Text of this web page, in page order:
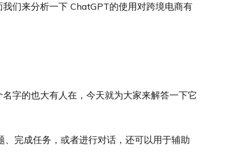
们来分析一下 ChatGPT的使用对跨境电商有
字的也大有人在，今天就为大家来解答一下它
完成任务，或者进行对话，还可以用于辅助